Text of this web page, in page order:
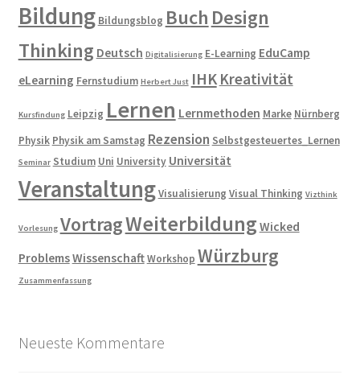
Bildung Bildungsblog Buch Design
Thinking Deutsch Digitalisierung E-Learning EduCamp
eLearning Fernstudium Herbert Just IHK Kreativität
Kursfindung Leipzig Lernen Lernmethoden Marke Nürnberg
Physik Physik am Samstag Rezension Selbstgesteuertes_Lernen
Seminar Studium Uni University Universität
VeranstaltungVisualisierung Visual Thinking Vizthink
Vorlesung VortragWeiterbildung Wicked
ProblemsWissenschaftWorkshop Würzburg
Zusammenfassung
Neueste Kommentare